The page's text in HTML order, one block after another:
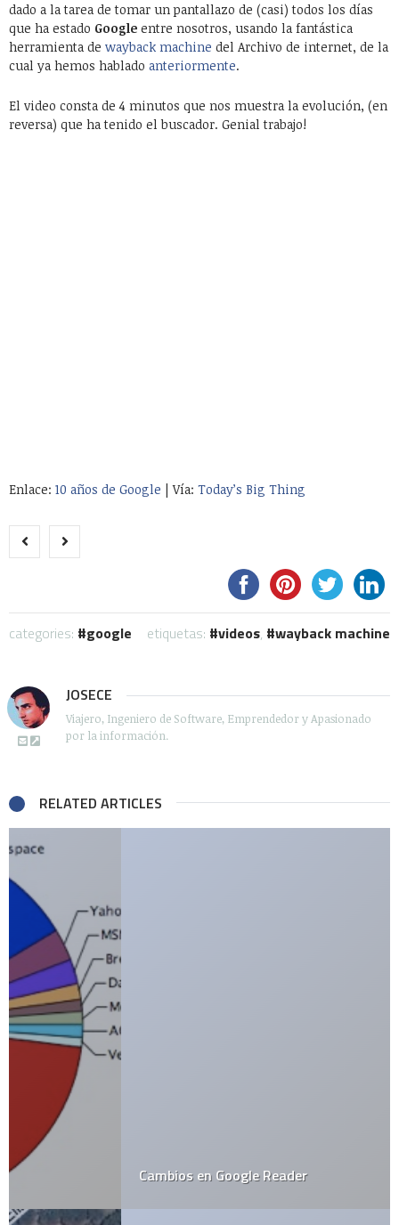
dado a la tarea de tomar un pantallazo de (casi) todos los días
que ha estado Google entre nosotros, usando la fantástica
herramienta de wayback machine del Archivo de internet, de la
cual ya hemos hablado anteriormente.
El video consta de 4 minutos que nos muestra la evolución, (en
reversa) que ha tenido el buscador. Genial trabajo!
Enlace: 10 años de Google | Vía: Today’s Big Thing
categories: google etiquetas: videos, wayback machine
JOSECE
Viajero, Ingeniero de Software, Emprendedor y Apasionado
por la información.
RELATED ARTICLES
Cambios en Google Reader